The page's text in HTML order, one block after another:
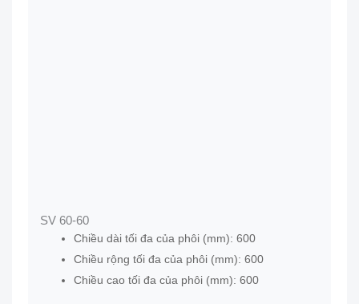
SV 60-60
Chiều dài tối đa của phôi (mm): 600
Chiều rộng tối đa của phôi (mm): 600
Chiều cao tối đa của phôi (mm): 600